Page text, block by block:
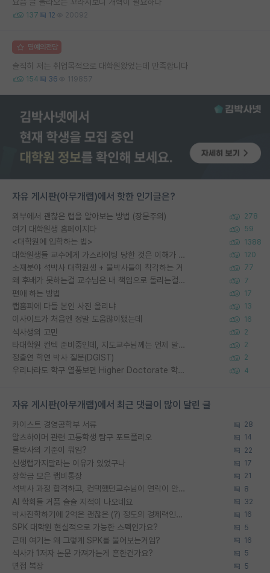
137 12 20092
명예의전당
솔직히 저는 취업목적으로 대학원왔었는데 만족합니다
154 36 119857
자유 게시판(아무개랩)에서 핫한 인기글은?
외부에서 괜찮은 랩을 알아보는 방법 (장문주의) 278
여기 대학원생 홈페이지다 59
<대학원에 입학하는 법> 1388
대학원생들 교수에게 가스라이팅 당한 것은 이해가 갑니다. 안타깝네요. 120
소재분야 석박사 대학원생 + 물박사들이 착각하는 거 77
왜 후배가 못하는걸 교수님은 내 책임으로 돌리는걸까요? 7
편애 하는 방법 17
랩홈피에 다들 본인 사진 올리냐 13
이사이트가 처음엔 정말 도움많이됐는데 16
석사생의 고민 2
타대학원 컨텍 준비중인데, 지도교수님께는 언제 말씀드려야 할까요? 2
정출연 학연 박사 질문(DGIST) 2
우리나라도 학구 열풍보면 Higher Doctorate 학위가 필요하다고 봅니다. 4
자유 게시판(아무개랩)에서 최근 댓글이 많이 달린 글
카이스트 경영공학부 서류 28
알츠하이머 관련 고등학생 탐구 포트폴리오 14
물박사의 기준이 뭐임? 22
신생랩가지말라는 이유가 있었구나 17
장학금 모은 랩비통장 21
석박사 과정 합격하고, 컨택했던교수님이 연락이 안됩니다... 8
AI 학회들 거품 슬슬 지적이 나오네요 32
박사진학하기에 2억은 괜찮은 (?) 정도의 경제력인가요 16
SPK 대학원 현실적으로 가능한 스펙인가요? 5
근데 여기는 왜 그렇게 SPK를 물어보는거임? 16
석사가 1저자 논문 가져가는게 흔한건가요? 5
면접 복장 5